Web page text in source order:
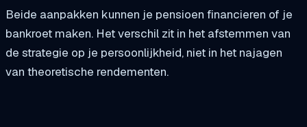
Beide aanpakken kunnen je pensioen financieren of je
bankroet maken. Het verschil zit in het afstemmen van
de strategie op je persoonlijkheid, niet in het najagen
van theoretische rendementen.